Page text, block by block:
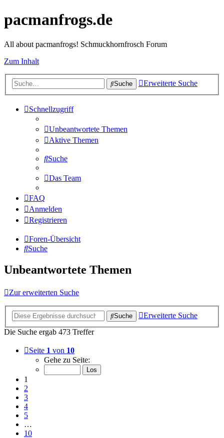
pacmanfrogs.de
All about pacmanfrogs! Schmuckhornfrosch Forum
Zum Inhalt
Suche Erweiterte Suche
Schnellzugriff
Unbeantwortete Themen
Aktive Themen
Suche
Das Team
FAQ
Anmelden
Registrieren
Foren-Übersicht
Suche
Unbeantwortete Themen
Zur erweiterten Suche
Suche
Erweiterte Suche
Die Suche ergab 473 Treffer
Seite 1 von 10
Gehe zu Seite:
1
2
3
4
5
…
10